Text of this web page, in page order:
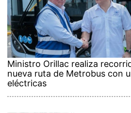
Ministro Orillac realiza
nueva ruta de Metrobus con
eléctricas